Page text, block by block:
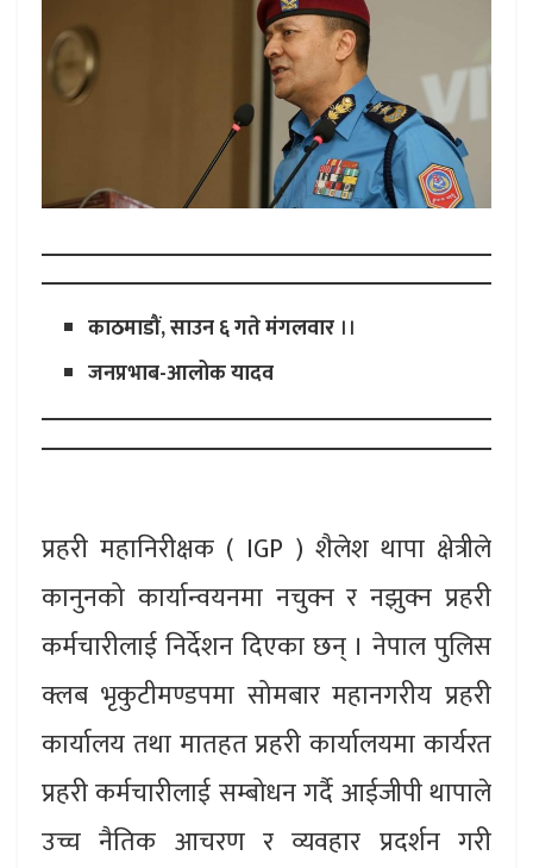
काठमाडौं, साउन ६ गते मंगलवार।।
जनप्रभाब-आलोक यादव
प्रहरी महानिरीक्षक ( IGP ) शैलेश थापा क्षेत्रीले
कानुनको कार्यान्वयनमा नचुक्न र नझुक्न प्रहरी
कर्मचारीलाई निर्देशन दिएका छन् । नेपाल पुलिस
क्लब भृकुटीमण्डपमा सोमबार महानगरीय प्रहरी
कार्यालय तथा मातहत प्रहरी कार्यालयमा कार्यरत
प्रहरी कर्मचारीलाई सम्बोधन गर्दै आईजीपी थापाले
उच्च नैतिक आचरण र व्यवहार प्रदर्शन गरी